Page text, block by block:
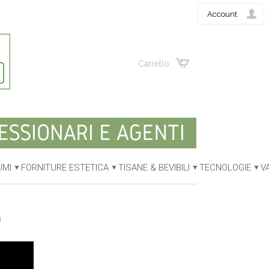
Carrello
Account
FORNITURE ESTETICA TISANE & BEVIBILI TECNOLOGIE